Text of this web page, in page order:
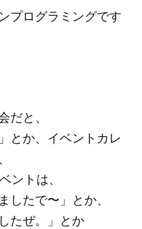
プログラミングです
だと、
とか、イベントカレ
ントは、
たで〜」とか、
たぜ。」とか